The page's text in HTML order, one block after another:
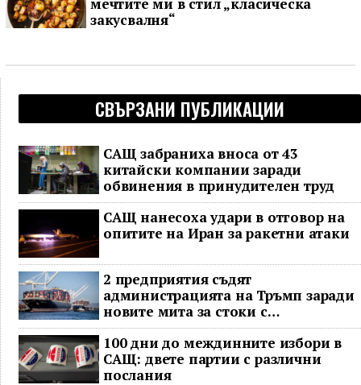
закусвалня“
СВЪРЗАНИ ПУБЛИКАЦИИ
САЩ забраниха вноса от 43
китайски компании заради
обвинения в принудителен труд
САЩ нанесоха удари в отговор на
опитите на Иран за ракетни атаки
2 предприятия съдят
администрацията на Тръмп заради
новите мита за стоки с
принудителен труд
100 дни до междинните избори в
САЩ: двете партии с различни
послания